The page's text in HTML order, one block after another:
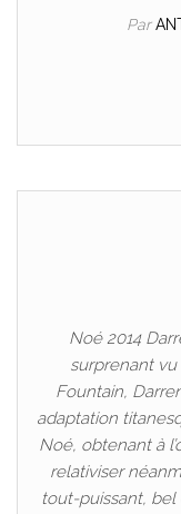
Par
Noé 2014
surprenant
Fountain,
adaptation
Noé, obtenant à
relativiser
tout-puissant,